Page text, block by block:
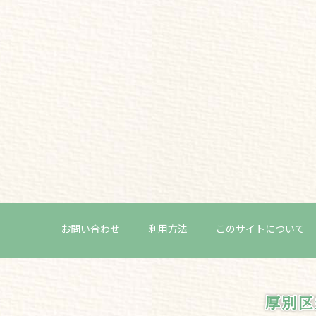
お問い合わせ 利用方法 このサイトについて